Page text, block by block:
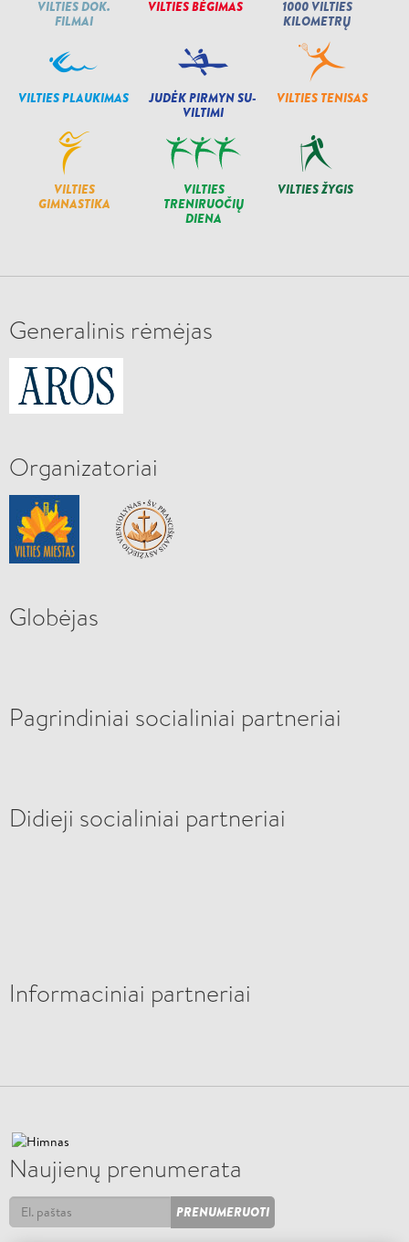
VILTIES DOK.
FILMAI
VILTIES BĖGIMAS
1000 VILTIES
KILOMETRŲ
VILTIES PLAUKIMAS
JUDĖK PIRMYN SU-
VILTIMI
VILTIES TENISAS
VILTIES
GIMNASTIKA
VILTIES
TRENIRUOČIŲ
DIENA
VILTIES ŽYGIS
Generalinis rėmėjas
Organizatoriai
Globėjas
Pagrindiniai socialiniai partneriai
Didieji socialiniai partneriai
Informaciniai partneriai
Naujienų prenumerata
PRENUMERUOTI